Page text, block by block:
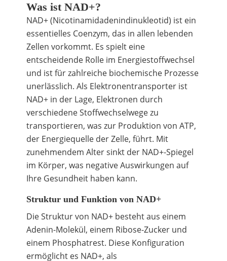
Was ist NAD+?
NAD+ (Nicotinamidadenindinukleotid) ist ein
essentielles Coenzym, das in allen lebenden
Zellen vorkommt. Es spielt eine
entscheidende Rolle im Energiestoffwechsel
und ist für zahlreiche biochemische Prozesse
unerlässlich. Als Elektronentransporter ist
NAD+ in der Lage, Elektronen durch
verschiedene Stoffwechselwege zu
transportieren, was zur Produktion von ATP,
der Energiequelle der Zelle, führt. Mit
zunehmendem Alter sinkt der NAD+-Spiegel
im Körper, was negative Auswirkungen auf
Ihre Gesundheit haben kann.
Struktur und Funktion von NAD+
Die Struktur von NAD+ besteht aus einem
Adenin-Molekül, einem Ribose-Zucker und
einem Phosphatrest. Diese Konfiguration
ermöglicht es NAD+, als